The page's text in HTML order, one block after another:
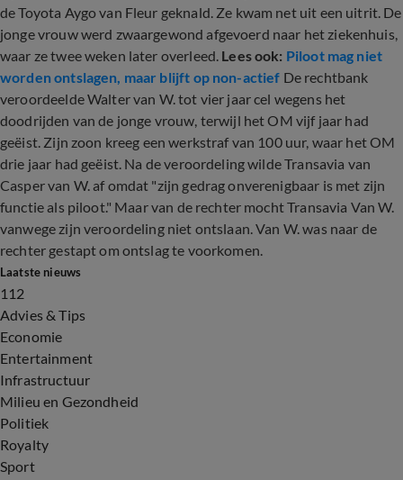
de Toyota Aygo van Fleur geknald. Ze kwam net uit een uitrit. De
jonge vrouw werd zwaargewond afgevoerd naar het ziekenhuis,
waar ze twee weken later overleed. Lees ook: Piloot mag niet
worden ontslagen, maar blijft op non-actief De rechtbank
veroordeelde Walter van W. tot vier jaar cel wegens het
doodrijden van de jonge vrouw, terwijl het OM vijf jaar had
geëist. Zijn zoon kreeg een werkstraf van 100 uur, waar het OM
drie jaar had geëist. Na de veroordeling wilde Transavia van
Casper van W. af omdat "zijn gedrag onverenigbaar is met zijn
functie als piloot." Maar van de rechter mocht Transavia Van W.
vanwege zijn veroordeling niet ontslaan. Van W. was naar de
rechter gestapt om ontslag te voorkomen.
Laatste nieuws
112
Advies & Tips
Economie
Entertainment
Infrastructuur
Milieu en Gezondheid
Politiek
Royalty
Sport